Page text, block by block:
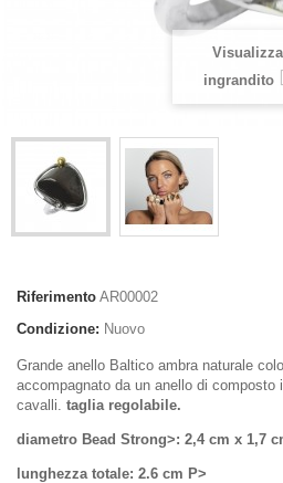
Visualizza
ingrandito
Riferimento AR00002
Condizione: Nuovo
Grande anello Baltico ambra naturale
accompagnato da un anello di composto
cavalli. taglia regolabile.
diametro Bead Strong>: 2,4 cm x 1,7
lunghezza totale: 2.6 cm P>